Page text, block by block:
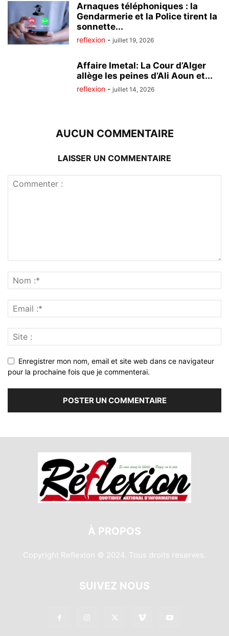
Arnaques téléphoniques : la
Gendarmerie et la Police tirent la
sonnette...
reflexion - juillet 19, 2026
Affaire Imetal: La Cour d’Alger
allège les peines d’Ali Aoun et...
reflexion - juillet 14, 2026
AUCUN COMMENTAIRE
LAISSER UN COMMENTAIRE
Enregistrer mon nom, email et site web dans ce navigateur
pour la prochaine fois que je commenterai.
À PROPOS
Copyright Reflexion © 2024. Tous droits reserves.
SUIVEZ NOUS